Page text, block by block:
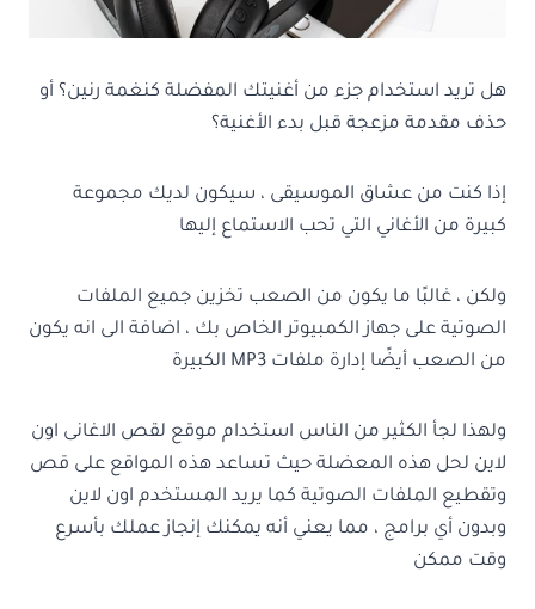
هل تريد استخدام جزء من أغنيتك المفضلة كنغمة رنين؟ أو
حذف مقدمة مزعجة قبل بدء الأغنية؟
إذا كنت من عشاق الموسيقى ، سيكون لديك مجموعة
كبيرة من الأغاني التي تحب الاستماع إليها
ولكن ، غالبًا ما يكون من الصعب تخزين جميع الملفات
الصوتية على جهاز الكمبيوتر الخاص بك ، اضافة الى انه يكون
من الصعب أيضًا إدارة ملفات MP3 الكبيرة
ولهذا لجأ الكثير من الناس استخدام موقع لقص الاغانى اون
لاين لحل هذه المعضلة حيث تساعد هذه المواقع على قص
وتقطيع الملفات الصوتية كما يريد المستخدم اون لاين
وبدون أي برامج ، مما يعني أنه يمكنك إنجاز عملك بأسرع
وقت ممكن